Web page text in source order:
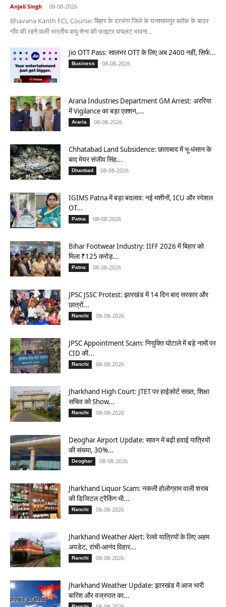
Anjali Singh - 08-08-2026
Bhavana Kanth FCL Course: बिहार के दरभंगा जिले के घनश्यामपुर ब्लॉक के बाउर
गाँव की रहने वाली भारतीय वायु सेना की फाइटर पायलट भावना...
Jio OTT Pass: सालभर OTT के लिए अब 2400 नहीं, सिर्फ...
Business 08-08-2026
Araria Industries Department GM Arrest: अररिया
में Vigilance का बड़ा एक्शन,...
Araria 08-08-2026
Chhatabad Land Subsidence: छाताबाद में भू-धंसान के
बाद मेयर संजीव सिंह...
Dhanbad 08-08-2026
IGIMS Patna में बड़ा बदलाव: नई मशीनों, ICU और स्पेशल
OT...
Patna 08-08-2026
Bihar Footwear Industry: IIFF 2026 में बिहार को
मिला ₹125 करोड़...
Patna 08-08-2026
JPSC JSSC Protest: झारखंड में 14 दिन बाद सरकार और
छात्रों...
Ranchi 08-08-2026
JPSC Appointment Scam: नियुक्ति घोटाले में बड़े नामों पर
CID की...
Ranchi 08-08-2026
Jharkhand High Court: JTET पर हाईकोर्ट सख्त, शिक्षा
सचिव को Show...
Ranchi 08-08-2026
Deoghar Airport Update: सावन में बढ़ी हवाई यात्रियों
की संख्या, 30%...
Deoghar 08-08-2026
Jharkhand Liquor Scam: नकली होलोग्राम वाली शराब
की डिजिटल ट्रैकिंग भी...
Ranchi 08-08-2026
Jharkhand Weather Alert: रेलवे यात्रियों के लिए अहम
अपडेट, रांची-आनंद विहार...
Ranchi 08-08-2026
Jharkhand Weather Update: झारखंड में आज भारी
बारिश और वज्रपात का...